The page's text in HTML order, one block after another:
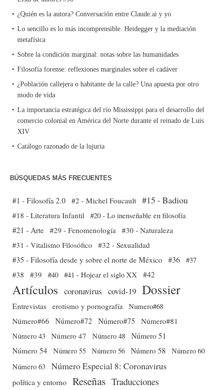
¿Quién es la autora? Conversación entre Claude.ai y yo
Lo sencillo es lo más incomprensible. Heidegger y la mediación
metafísica
Sobre la condición marginal: notas sobre las humanidades
Filosofía forense: reflexiones marginales sobre el cadáver
¿Población callejera o habitante de la calle? Una apuesta por otro
modo de vida
La importancia estratégica del río Mississippi para el desarrollo del
comercio colonial en América del Norte durante el reinado de Luis
XIV
Catálogo razonado de la lujuria
BÚSQUEDAS MÁS FRECUENTES
#1 - Filosofía 2.0 #2 - Michel Foucault #15 - Badiou
#18 - Literatura Infantil #20 - Lo inenseñable en filosofía
#21 - Arte #29 - Fenomenología
#30 - Naturaleza
#31 - Vitalismo Filosófico
#32 - Sexualidad
#35 - Filosofía desde y sobre el norte de México #36 #37
#38
#39 #40 #41 - Hojear el siglo XX #42
Artículos coronavirus covid-19 Dossier
Entrevistas erotismo y pornografía
Numero#68
Número#66
Número#72 Número#75
Número#81
Número 43 Número 47 Número 48 Número 51
Número 54 Número 55 Número 56 Número 58
Número 60
Número 63 Número Especial 8: Coronavirus
política y entorno Reseñas Traducciones